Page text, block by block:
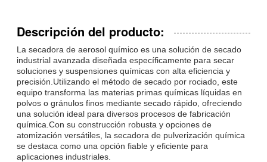
Descripción del producto:
La secadora de aerosol químico es una solución de secado
industrial avanzada diseñada específicamente para secar
soluciones y suspensiones químicas con alta eficiencia y
precisión.Utilizando el método de secado por rociado, este
equipo transforma las materias primas químicas líquidas en
polvos o gránulos finos mediante secado rápido, ofreciendo
una solución ideal para diversos procesos de fabricación
química.Con su construcción robusta y opciones de
atomización versátiles, la secadora de pulverización química
se destaca como una opción fiable y eficiente para
aplicaciones industriales.